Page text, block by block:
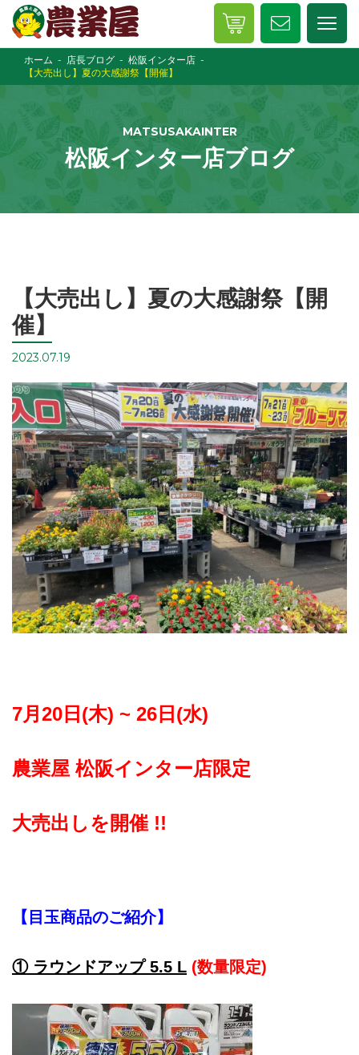
ホーム 店長ブログ
松阪インター店
【大売出し】夏の大感謝祭【開催】
MATSUSAKAINTER
松阪インター店ブログ
【大売出し】夏の大感謝祭【開
催】
2023.07.19
7月20日(木) ~ 26日(水)
農業屋 松阪インター店限定
大売出しを開催 !!
【目玉商品のご紹介】
① ラウンドアップ 5.5 L (数量限定)